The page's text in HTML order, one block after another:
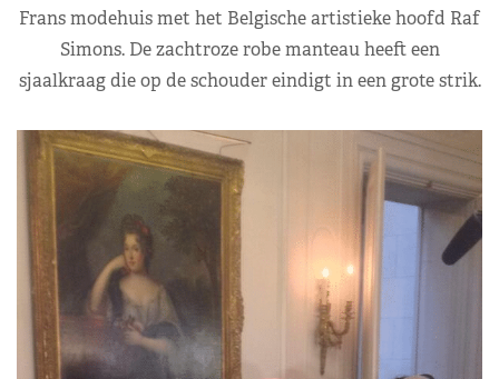
Frans modehuis met het Belgische artistieke hoofd Raf
Simons. De zachtroze robe manteau heeft een
sjaalkraag die op de schouder eindigt in een grote strik.